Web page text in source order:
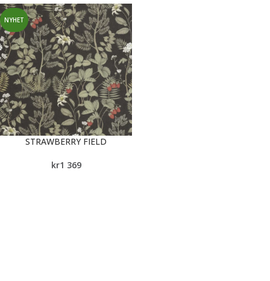
NYHET
STRAWBERRY FIELD
kr1 369